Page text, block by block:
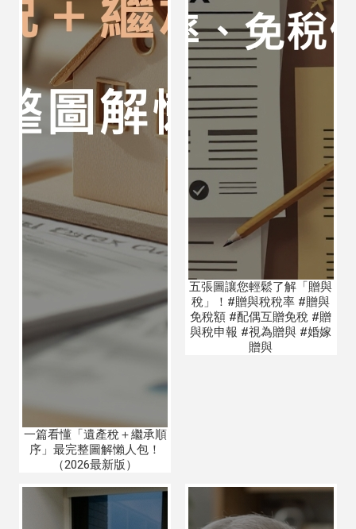
一篇看懂「遺產稅＋繼承順
序」最完整圖解懶人包！
（2026最新版）
五張圖讓您輕鬆了解「贈與
稅」！#贈與稅稅率 #贈與
免稅額 #配偶互贈免稅 #贈
與稅申報 #視為贈與 #婚嫁
贈與